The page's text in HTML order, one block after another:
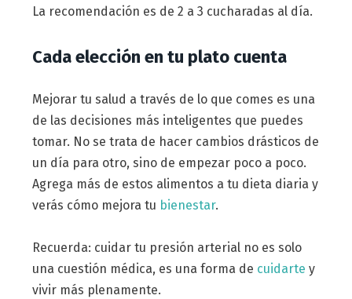
La recomendación es de 2 a 3 cucharadas al día.
Cada elección en tu plato cuenta
Mejorar tu salud a través de lo que comes es una
de las decisiones más inteligentes que puedes
tomar. No se trata de hacer cambios drásticos de
un día para otro, sino de empezar poco a poco.
Agrega más de estos alimentos a tu dieta diaria y
verás cómo mejora tu bienestar.
Recuerda: cuidar tu presión arterial no es solo
una cuestión médica, es una forma de cuidarte y
vivir más plenamente.